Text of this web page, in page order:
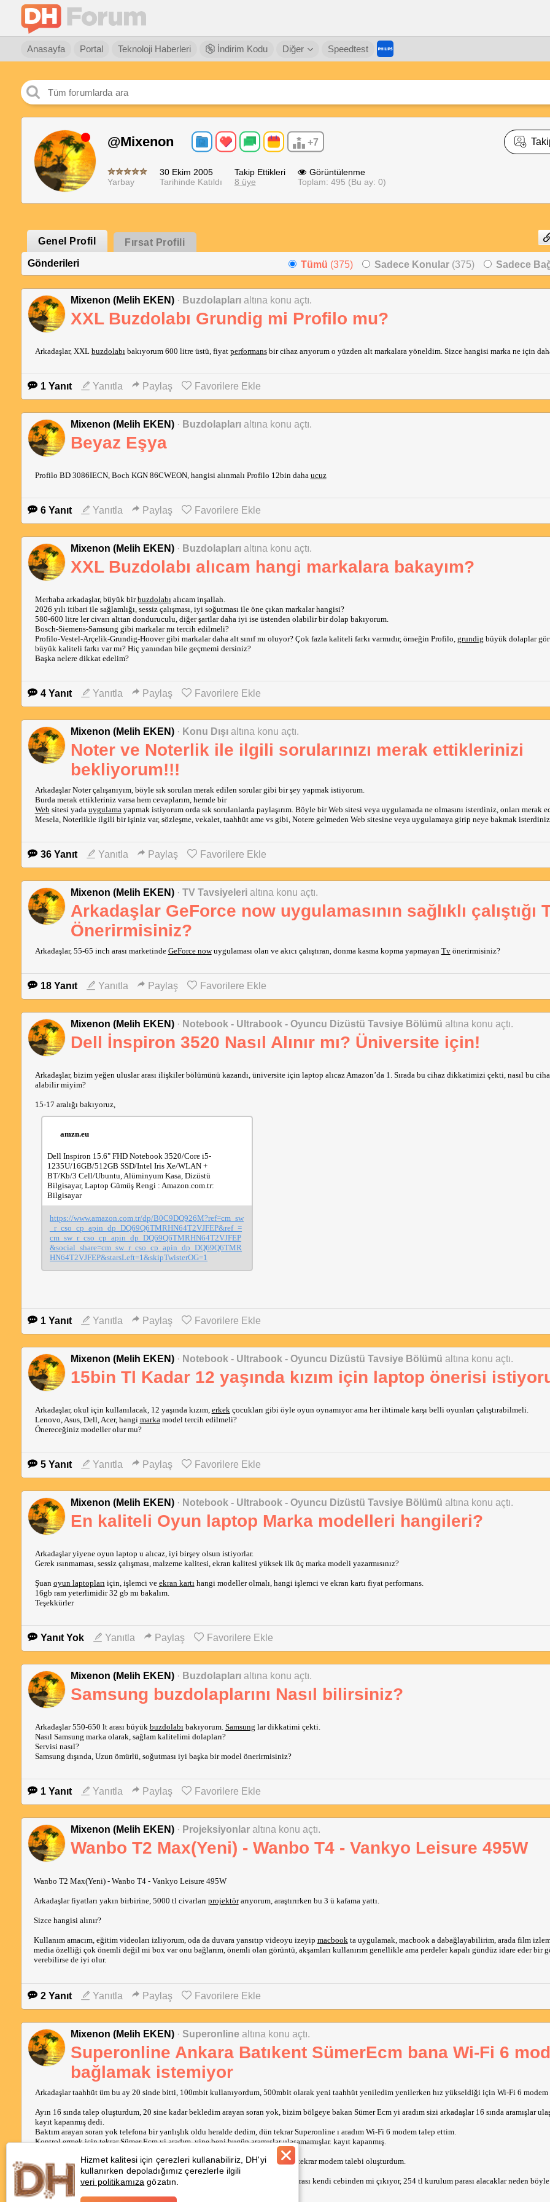
Anasayfa Portal Teknoloji Haberleri İndirim Kodu Diğer Speedtest
@Mixenon +7
Yarbay
30 Ekim 2005
Tarihinde Katıldı
Takip Ettikleri
8 üye
Görüntülenme
Toplam: 495 (Bu ay: 0)
Genel Profil Fırsat Profili
Gönderileri Tümü (375) Sadece Konular (375) Sadece
Mixenon (Melih EKEN) · Buzdolapları altına konu açtı.
XXL Buzdolabı Grundig mi Profilo mu?
Arkadaşlar, XXL buzdolabıbakıyorum 600 litre üstü, fiyat performansbir cihaz arıyorum o yüzden alt markalara yöneldim. Sizce hangisi marka ne için
1 Yanıt Yanıtla Paylaş Favorilere Ekle
Mixenon (Melih EKEN) · Buzdolapları altına konu açtı.
Beyaz Eşya
Profilo BD 3086IECN, Boch KGN 86CWEON, hangisi alınmalı Profilo 12bin daha ucuz
6 Yanıt Yanıtla Paylaş Favorilere Ekle
Mixenon (Melih EKEN) · Buzdolapları altına konu açtı.
XXL Buzdolabı alıcam hangi markalara bakayım?
Merhaba arkadaşlar, büyük birbuzdolabıalıcam inşallah.
2026 yılı itibari ile sağlamlığı, sessiz çalışması, iyi soğutması ile öne çıkan markalar hangisi?
580-600 litre ler civarı alttan donduruculu, diğer şartlar daha iyi ise üstenden olabilir bir dolap bakıyorum.
Bosch-Siemens-Samsung gibi markalar mı tercih edilmeli?
Profilo-Vestel-Arçelik-Grundig-Hoover gibi markalar daha alt sınıf mı oluyor? Çok fazla kaliteli farkı varmıdır, örneğin Profilo, grundig büyük dolaplar
büyük kaliteli farkı var mı? Hiç yanından bile geçmemi dersiniz?
Başka nelere dikkat edelim?
4 Yanıt Yanıtla Paylaş Favorilere Ekle
Mixenon (Melih EKEN) · Konu Dışı altına konu açtı.
Noter ve Noterlik ile ilgili sorularınızı merak ettiklerinizi
bekliyorum!!!
Arkadaşlar Noter çalışanıyım, böyle sık sorulan merak edilen sorular gibi bir şey yapmak istiyorum.
Burda merak ettikleriniz varsa hem cevaplarım, hemde bir
Web sitesi yada uygulamayapmak istiyorum orda sık sorulanlarda paylaşırım. Böyle bir Web sitesi veya uygulamada ne olmasını isterdiniz, onları merak
Mesela, Noterlikle ilgili bir işiniz var, sözleşme, vekalet, taahhüt ame vs gibi, Notere gelmeden Web sitesine veya uygulamaya girip neye bakmak
36 Yanıt Yanıtla Paylaş Favorilere Ekle
Mixenon (Melih EKEN) · TV Tavsiyeleri altına konu açtı.
Arkadaşlar GeForce now uygulamasının sağlıklı çalıştığı
Önerirmisiniz?
Arkadaşlar, 55-65 inch arası marketinde GeForce nowuygulaması olan ve akıcı çalıştıran, donma kasma kopma yapmayan Tvönerirmisiniz?
18 Yanıt Yanıtla Paylaş Favorilere Ekle
Mixenon (Melih EKEN) · Notebook - Ultrabook - Oyuncu Dizüstü Tavsiye Bölümü altına konu açtı.
Dell İnspiron 3520 Nasıl Alınır mı? Üniversite için!
Arkadaşlar, bizim yeğen uluslar arası ilişkiler bölümünü kazandı, üniversite için laptop alıcaz Amazon’da 1. Sırada bu cihaz dikkatimizi çekti, nasıl bu
alabilir miyim?
15-17 aralığı bakıyoruz,
amzn.eu
Dell Inspiron 15.6" FHD Notebook 3520/Core i5-
1235U/16GB/512GB SSD/Intel Iris Xe/WLAN +
BT/Kb/3 Cell/Ubuntu, Alüminyum Kasa, Dizüstü
Bilgisayar, Laptop Gümüş Rengi : Amazon.com.tr:
Bilgisayar
https://www.amazon.com.tr/dp/B0C9DQ926M?ref=cm_sw
_r_cso_cp_apin_dp_DQ69Q6TMRHN64T2VJFEP&ref_=
cm_sw_r_cso_cp_apin_dp_DQ69Q6TMRHN64T2VJFEP
&social_share=cm_sw_r_cso_cp_apin_dp_DQ69Q6TMR
HN64T2VJFEP&starsLeft=1&skipTwisterOG=1
1 Yanıt Yanıtla Paylaş Favorilere Ekle
Mixenon (Melih EKEN) · Notebook - Ultrabook - Oyuncu Dizüstü Tavsiye Bölümü altına konu açtı.
15bin Tl Kadar 12 yaşında kızım için laptop önerisi
Arkadaşlar, okul için kullanılacak, 12 yaşında kızım, erkekçocukları gibi öyle oyun oynamıyor ama her ihtimale karşı belli oyunları çalıştırabilmeli.
Lenovo, Asus, Dell, Acer, hangi markamodel tercih edilmeli?
Önereceğiniz modeller olur mu?
5 Yanıt Yanıtla Paylaş Favorilere Ekle
Mixenon (Melih EKEN) · Notebook - Ultrabook - Oyuncu Dizüstü Tavsiye Bölümü altına konu açtı.
En kaliteli Oyun laptop Marka modelleri hangileri?
Arkadaşlar yiyene oyun laptop u alıcaz, iyi birşey olsun istiyorlar.
Gerek ısınmaması, sessiz çalışması, malzeme kalitesi, ekran kalitesi yüksek ilk üç marka modeli yazarmısınız?
Şuan oyun laptoplarıiçin, işlemci ve ekran kartıhangi modeller olmalı, hangi işlemci ve ekran kartı fiyat performans.
16gb ram yeterlimidir 32 gb mı bakalım.
Teşekkürler
Yanıt Yok Yanıtla Paylaş Favorilere Ekle
Mixenon (Melih EKEN) · Buzdolapları altına konu açtı.
Samsung buzdolaplarını Nasıl bilirsiniz?
Arkadaşlar 550-650 lt arası büyük buzdolabıbakıyorum. Samsung lar dikkatimi çekti.
Nasıl Samsung marka olarak, sağlam kalitelimi dolapları?
Servisi nasıl?
Samsung dışında, Uzun ömürlü, soğutması iyi başka bir model önerirmisiniz?
1 Yanıt Yanıtla Paylaş Favorilere Ekle
Mixenon (Melih EKEN) · Projeksiyonlar altına konu açtı.
Wanbo T2 Max(Yeni) - Wanbo T4 - Vankyo Leisure 495W
Wanbo T2 Max(Yeni) - Wanbo T4 - Vankyo Leisure 495W
Arkadaşlar fiyatları yakın birbirine, 5000 tl civarları projektör arıyorum, araştırırken bu 3 ü kafama yattı.
Sizce hangisi alınır?
Kullanım amacım, eğitim videoları izliyorum, oda da duvara yansıtıp videoyu izeyip macbook ta uygulamak, macbook a dabağlayabilirim, arada film
media özelliği çok önemli değil mi box var onu bağlarım, önemli olan görüntü, akşamları kullanırım genellikle ama perdeler kapalı gündüz idare eder bir
verebilirse de iyi olur.
2 Yanıt Yanıtla Paylaş Favorilere Ekle
Mixenon (Melih EKEN) · Superonline altına konu açtı.
Superonline Ankara Batıkent SümerEcm bana Wi-Fi 6
bağlamak istemiyor
Arkadaşlar taahhüt üm bu ay 20 sinde bitti, 100mbit kullanıyordum, 500mbit olarak yeni taahhüt yeniledim yenilerken hız yükseldiği için Wi-Fi 6 modem
Ayın 16 sında talep oluşturdum, 20 sine kadar bekledim arayan soran yok, bizim bölgeye bakan Sümer Ecm yi aradım sizi arkadaşlar 16 sında aramışlar
kayıt kapanmış dedi.
Baktım arayan soran yok telefona bir yanlışlık oldu heralde dedim, dün tekrar Superonline ı aradım Wi-Fi 6 modem talep ettim.
Kontrol ermek için tekrar Sümer Ecm yi aradım, yine beni bugün aramışlar ulaşamamışlar. kayıt kapanmış.
Tekrar Superonline ı aradım az önce, bayii yi şikayet ettim şikayet oluşturdum, tekrar modem talebi oluşturdum.
Şimdi anlamadığım bayii neden Wi-Fi 6 modem bağlamak istemiyor, modem parası kendi cebinden mi çıkıyor, 254 tl kurulum parası alacaklar neden
başvuruyor anlamadım.
Hizmet kalitesi için çerezleri kullanabiliriz, DH'yi
kullanırken depoladığımız çerezlerle ilgili
veri politikamıza gözatın.